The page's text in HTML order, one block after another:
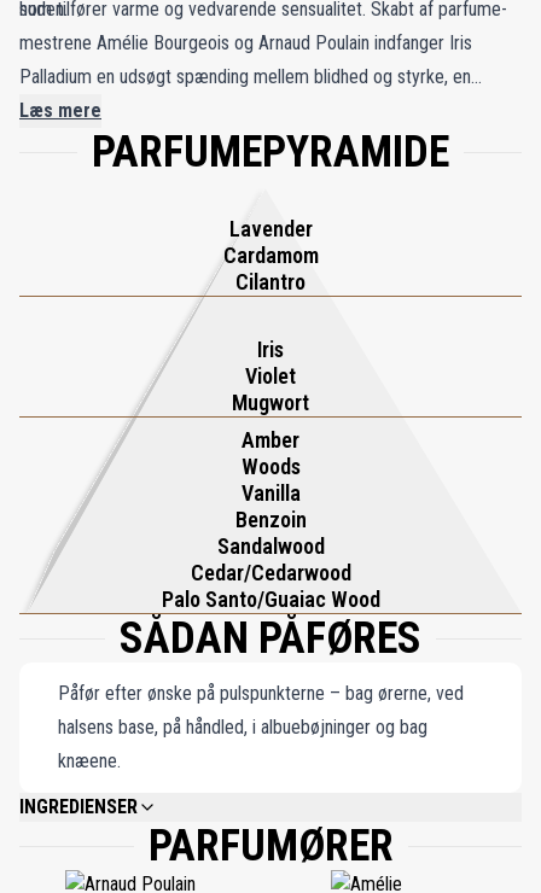
huden.
som tilfører varme og vedvarende sensualitet. Skabt af parfume­
mestrene Amélie Bourgeois og Arnaud Poulain indfanger Iris
Palladium en udsøgt spænding mellem blidhed og styrke, en
moderne alkymi af elegance og dybde.
Læs mere
PARFUMEPYRAMIDE
Lavender
Cardamom
Cilantro
Iris
Violet
Mugwort
Amber
Woods
Vanilla
Benzoin
Sandalwood
Cedar/Cedarwood
Palo Santo/Guaiac Wood
SÅDAN PÅFØRES
Påfør efter ønske på pulspunkterne – bag ørerne, ved
halsens base, på håndled, i albuebøjninger og bag
knæene.
INGREDIENSER
ALCOHOL DENAT., FRAGRANCE (PARFUM), WATER (AQUA), ALPHA-
ISOMETHYL IONONE, COUMARIN, EUGENOL, GERANIOL, LIMONENE,
LINALOOL.
PARFUMØRER